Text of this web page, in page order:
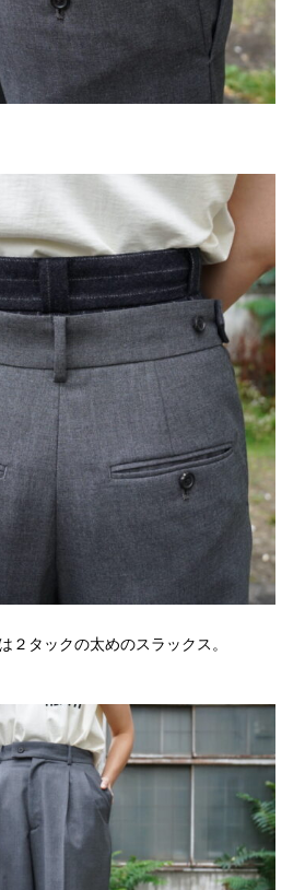
２タックの太めのスラックス。